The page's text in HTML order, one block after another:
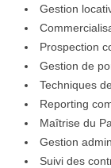
Gestion
Prospection
Gestion de
Techniques
Reporting
Maîtrise du
Gestion
Suivi des